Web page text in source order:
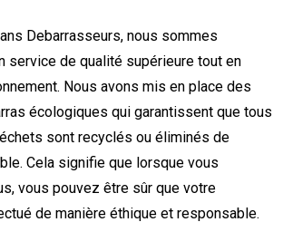
Debarrasseurs, nous sommes
service de qualité supérieure tout en
Nous avons mis en place des
écologiques qui garantissent que tous
sont recyclés ou éliminés de
Cela signifie que lorsque vous
vous pouvez être sûr que votre
de manière éthique et responsable.